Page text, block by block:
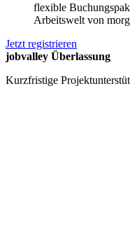
flexible
Arbeitswelt von
Jetzt registrieren
jobvalley Überlassung
Kurzfristige